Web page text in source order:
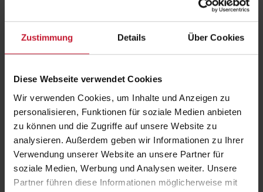
Zustimmung Details Über Cookies
Diese Webseite verwendet Cookies
Wir verwenden Cookies, um Inhalte und Anzeigen zu
personalisieren, Funktionen für soziale Medien anbieten
zu können und die Zugriffe auf unsere Website zu
analysieren. Außerdem geben wir Informationen zu Ihrer
Verwendung unserer Website an unsere Partner für
soziale Medien, Werbung und Analysen weiter. Unsere
Partner führen diese Informationen möglicherweise mit
Fitness & Freshness: Trainingssteuerung bei
Fußballprofis – Theorie trifft Praxis!
Um Leistung auf höchstem Niveau zu erbringen, ist neben der Fitness
auch die „Freshness“ wichtig. Damit ist die geistige und körperliche